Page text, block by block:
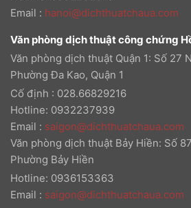
Email : hanoi@dichthuatchaua.com
Văn phòng dịch thuật công chứng
Văn phòng dịch thuật Quận 1: Số 27
Phường Đa Kao, Quận 1
Cố định : 028.66829216
Hotline: 0932237939
Email : saigon@dichthuatchaua.com
Văn phòng dịch thuật Bảy Hiền: Số
Phường Bảy Hiền
Hotline: 0936153363
Email : saigon@dichthuatchaua.com